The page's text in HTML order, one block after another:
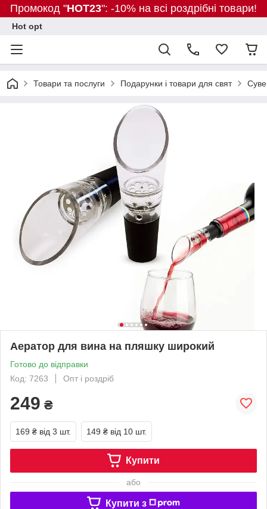
Промокод "HOT23": -10% на всі роздрібні товари!
Hot opt
Товари та послуги Подарунки і товари для свят
Аератор для вина на пляшку широкий
Готово до відправки
Код: 7263
Опт і роздріб
249 ₴
169 ₴ від 3 шт. 149 ₴ від 10 шт.
Купити
або
Купити з